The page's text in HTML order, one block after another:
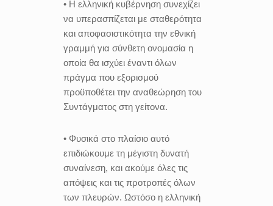
• Η ελληνική κυβέρνηση συνεχίζει
να υπερασπίζεται με σταθερότητα
και αποφασιστικότητα την εθνική
γραμμή για σύνθετη ονομασία η
οποία θα ισχύει έναντι όλων
πράγμα που εξορισμού
προϋποθέτει την αναθεώρηση του
Συντάγματος στη γείτονα.
• Φυσικά στο πλαίσιο αυτό
επιδιώκουμε τη μέγιστη δυνατή
συναίνεση, και ακούμε όλες τις
απόψεις και τις προτροπές όλων
των πλευρών. Ωστόσο η ελληνική